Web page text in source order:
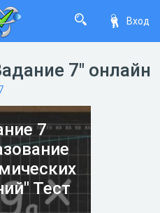
Вход
7" онлайн
7
Тест